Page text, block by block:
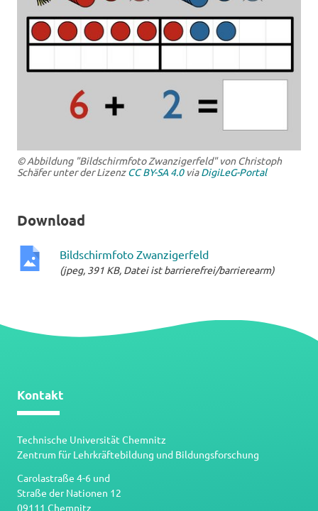
© Abbildung "Bildschirmfoto Zwanzigerfeld" von Christoph
Schäfer unter der LizenzCC BY-SA 4.0viaDigiLeG-Portal
Download
Bildschirmfoto Zwanzigerfeld
(jpeg, 391 KB, Datei ist barrierefrei/barrierearm)
Kontakt
Technische Universität Chemnitz
Zentrum für Lehrkräftebildung und Bildungsforschung
Carolastraße 4-6 und
Straße der Nationen 12
09111 Chemnitz